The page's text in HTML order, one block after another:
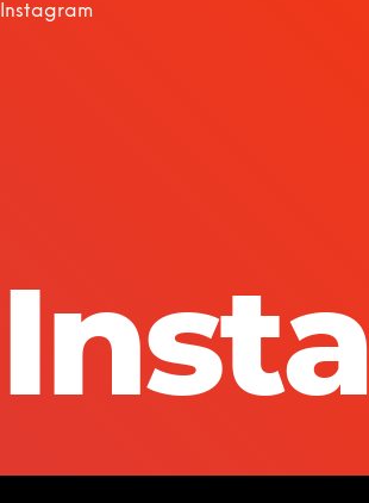
Instagram
Insta